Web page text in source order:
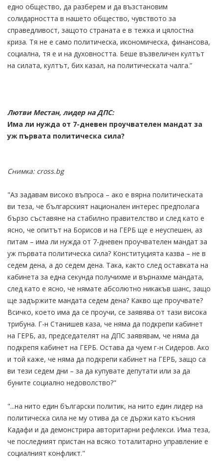
едно общество, да разберем и да възстановим
солидарността в нашето общество, чувството за
справедливост, защото страната е в тежка и цялостна
криза. Тя не е само политическа, икономическа, финансова,
социална, тя е и на духовността. Беше възвеличен култът
на силата, култът, бих казал, на политическата чалга.”
Лютви Местан, лидер на ДПС:
Има ли нужда от 7-дневен проучвателен мандат за
уж първата политическа сила?
Снимка: cross.bg
"Аз задавам високо въпроса – ако е вярна политическата
ви теза, че българският национален интерес предполага
бързо съставяне на стабилно правителство и след като е
ясно, че опитът на Борисов и на ГЕРБ ще е неуспешен, аз
питам – има ли нужда от 7-дневен проучвателен мандат за
уж първата политическа сила? Конституцията казва – не в
седем дена, а до седем дена. Така, както след оставката на
кабинета за една секунда получихме и върнахме мандата,
след като е ясно, че нямате абсолютно никакъв шанс, защо
ще задържите мандата седем дена? Какво ще проучвате?
Всичко, което има да се проучи, се заявява от тази висока
трибуна. Г-н Станишев каза, че няма да подкрепи кабинет
на ГЕРБ, аз, председателят на ДПС заявявам, че няма да
подкрепя кабинет на ГЕРБ. Остава да чуем г-н Сидеров. Ако
и той каже, че няма да подкрепи кабинет на ГЕРБ, защо са
ви тези седем дни – за да купувате депутати или за да
буните социално недоволство?"
"...на нито един български политик, на нито един лидер на
политическа сила не му отива да се държи като късния
Кадафи и да демонстрира авторитарни рефлекси. Има теза,
че последният пристан на всяко тоталитарно управление е
социалният конфликт."